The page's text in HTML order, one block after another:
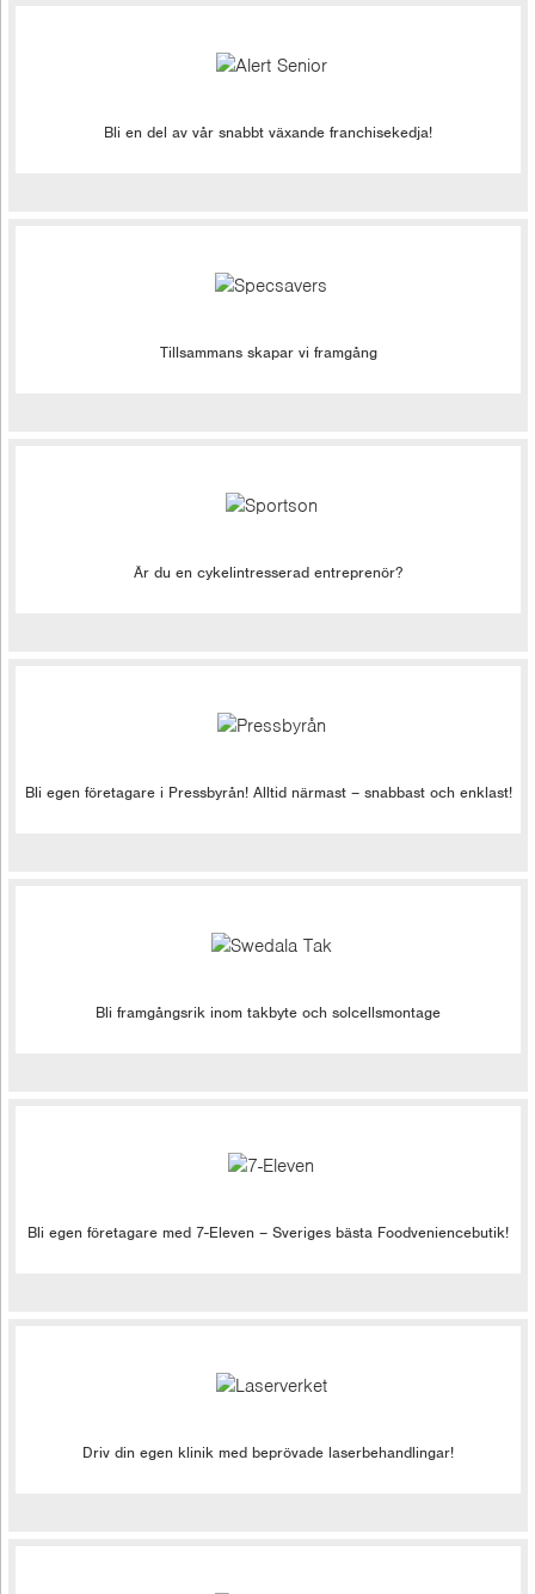
Bli en del av vår snabbt växande franchisekedja!
Tillsammans skapar vi framgång
Är du en cykelintresserad entreprenör?
Bli egen företagare i Pressbyrån! Alltid närmast – snabbast och enklast!
Bli framgångsrik inom takbyte och solcellsmontage
Bli egen företagare med 7-Eleven – Sveriges bästa Foodveniencebutik!
Driv din egen klinik med beprövade laserbehandlingar!